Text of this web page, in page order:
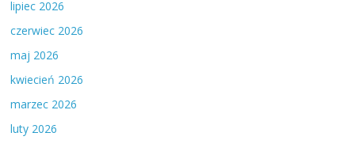
lipiec 2026
czerwiec 2026
maj 2026
kwiecień 2026
marzec 2026
luty 2026